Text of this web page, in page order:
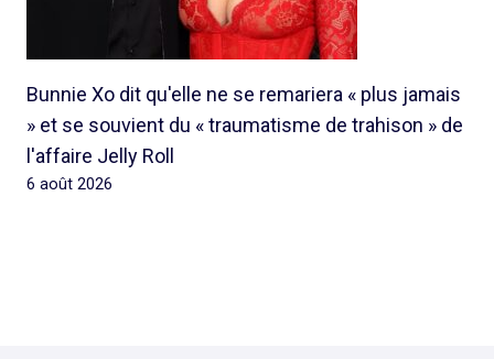
Bunnie Xo dit qu'elle ne se remariera « plus jamais
» et se souvient du « traumatisme de trahison » de
l'affaire Jelly Roll
6 août 2026